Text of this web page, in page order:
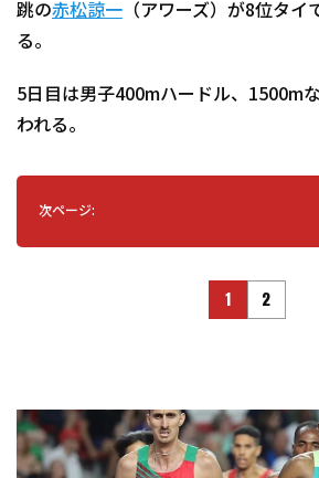
跳の赤松諒一 （アワーズ）が8位タイ
る。
5日目は男子400mハードル、1500m
われる。
次ページ:
1 2